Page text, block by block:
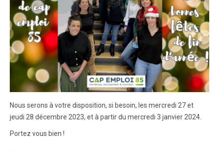
Nous serons à votre disposition, si besoin, les mercredi 27 et
jeudi 28 décembre 2023, et à partir du mercredi 3 janvier 2024.
Portez vous bien !